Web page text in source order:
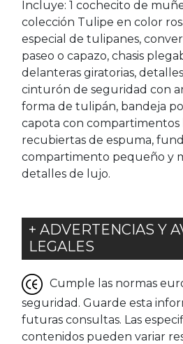
Incluye: 1 cochecito de
colección Tulipe en color
especial de tulipanes,
paseo o capazo, chasis
delanteras giratorias,
cinturón de seguridad con
forma de tulipán, bandeja
capota con compartimentos
recubiertas de espuma,
compartimento pequeño y
detalles de lujo.
+ ADVERTENCIAS Y
LEGALES
Cumple las normas
seguridad. Guarde esta
futuras consultas. Las
contenidos pueden variar